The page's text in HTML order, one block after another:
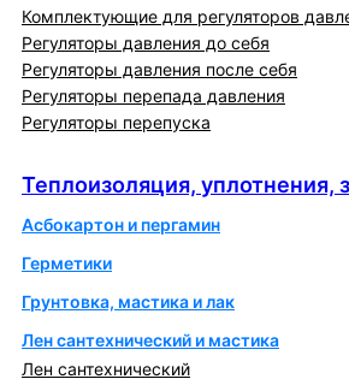
Комплектующие для регуляторов
Регуляторы давления до себя
Регуляторы давления после себя
Регуляторы перепада давления
Регуляторы перепуска
Теплоизоляция,
Асбокартон и пергамин
Герметики
Грунтовка, мастика и лак
Лен сантехнический и мастика
Лен сантехнический